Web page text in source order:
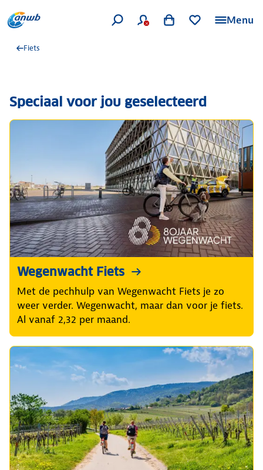
Menu
Fiets
Speciaal voor jou geselecteerd
Wegenwacht Fiets
Met de pechhulp van Wegenwacht Fiets je zo
weer verder. Wegenwacht, maar dan voor je fiets.
Al vanaf 2,32 per maand.